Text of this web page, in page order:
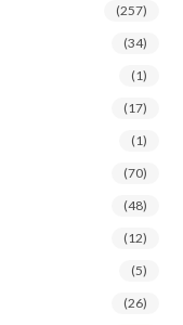
(257)
(34)
(1)
(17)
(1)
(70)
(48)
(12)
(5)
(26)